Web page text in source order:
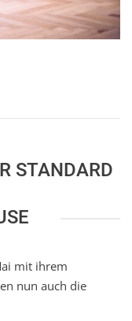
STANDARD
mit ihrem
nun auch die